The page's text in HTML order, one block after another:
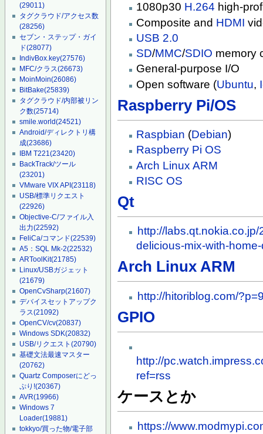
(29011)
タグクラウド/アクセス数
(28256)
セブン・ステップ・ガイ
ド(28077)
IndivBox.key(27576)
MFC/クラス(26673)
MoinMoin(26086)
BitBake(25839)
タグクラウド/内部被リン
ク数(25714)
smile.world(24521)
Android/ディレクトリ構
成(23686)
IBM T221(23420)
BackTrack/ツール
(23201)
VMware VIX API(23118)
USB/標準リクエスト
(22926)
Objective-C/ファイル入
出力(22592)
FeliCa/コマンド(22539)
A5：SQL Mk-2(22532)
ARToolKit(21785)
Linux/USBガジェット
(21679)
OpenCvSharp(21607)
デバイスセットアップク
ラス(21092)
OpenCV/cv(20837)
Windows SDK(20832)
USB/リクエスト(20790)
基礎文法最速マスター
(20762)
Quartz Composerにどっ
ぷり!(20367)
AVR(19966)
Windows 7
Loader(19881)
tokkyo/買った物/電子部
1080p30 H.264 high-
Composite and HDMI
USB 2.0
SD/MMC/SDIO memory
General-purpose I/O
Open software (Ubuntu,
Raspberry Pi/OS
Raspbian (Debian)
Raspberry Pi OS
Arch Linux ARM
RISC OS
Qt
http://
delicious-mix-with-
Arch Linux ARM
http://hitoriblog.com/
GPIO
http://
ref=rss
ケースとか
https://